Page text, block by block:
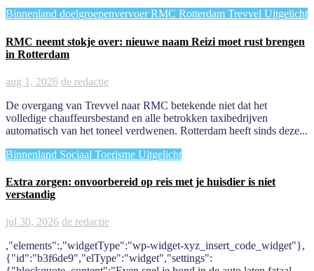
Binnenland doelgroepenvervoerRMC Rotterdam Trevvel Uitgelicht
RMC neemt stokje over: nieuwe naam Reizi moet rust brengen
in Rotterdam
aug 1, 2026 de redactie
De overgang van Trevvel naar RMC betekende niet dat het
volledige chauffeursbestand en alle betrokken taxibedrijven
automatisch van het toneel verdwenen. Rotterdam heeft sinds deze...
Binnenland Sociaal Toerisme Uitgelicht
Extra zorgen: onvoorbereid op reis met je huisdier is niet
verstandig
jul 30, 2026 de redactie
,"elements":,"widgetType":"wp-widget-xyz_insert_code_widget"},
{"id":"b3f6de9","elType":"widget","settings":